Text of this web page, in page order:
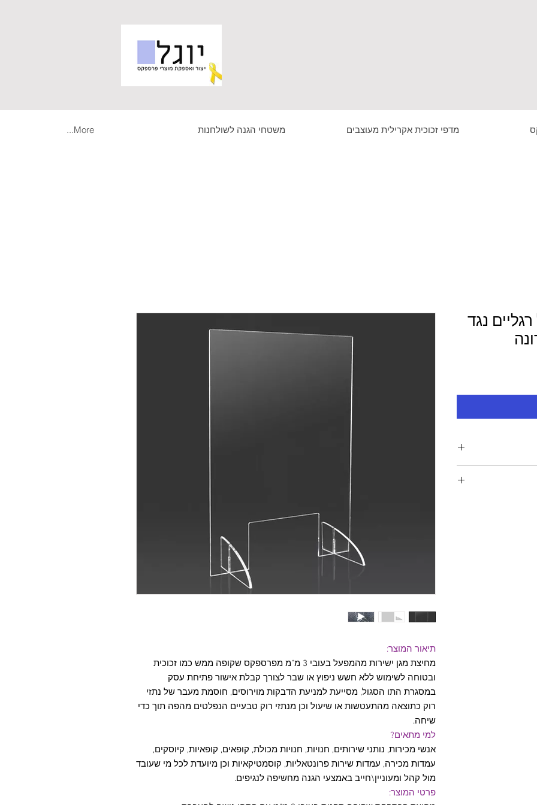
מדפי זכוכית אקרילית מעוצבים משטחי הגנה לשולחנות More...
תיאור המוצר:
מחיצת מגן ישירות מהמפעל בעובי 3 מ"מ מפרספקס שקופה ממש כמו זכוכית
ובטוחה לשימוש ללא חשש ניפוץ או שבר לצורך קבלת אישור פתיחת עסק
במסגרת התו הסגול, מסייעת למניעת הדבקות מוירוסים, חוסמת מעבר של נתזי
רוק כתוצאה מהתעטשות או שיעול וכן מנתזי רוק טבעיים הנפלטים מהפה תוך כדי
שיחה.
למי מתאים?
אנשי מכירות, נותני שירותים, חנויות, חנויות מכולת, קופאים, קופאיות, קיוסקים,
עמדות מכירה, עמדות שירות פרונטאליות, קוסמטיקאיות וכן מיועדת לכל מי שעובד
מול קהל ומעוניין\חייב באמצעי הגנה מחשיפה לנגיפים.
פרטי המוצר:
80*80 על רגליים נגד